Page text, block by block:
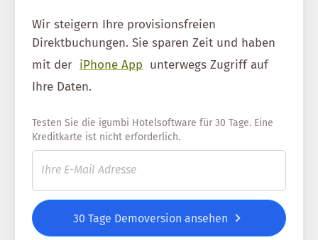
Wir steigern Ihre provisionsfreien
Direktbuchungen. Sie sparen Zeit und haben
mit der iPhone App unterwegs Zugriff auf
Ihre Daten.
Testen Sie die igumbi Hotelsoftware für 30 Tage. Eine
Kreditkarte ist nicht erforderlich.
30 Tage Demoversion ansehen